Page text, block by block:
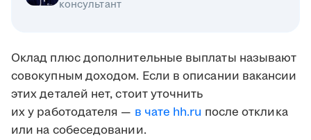
консультант
Оклад плюс дополнительные выплаты называют
совокупным доходом. Если в описании вакансии
этих деталей нет, стоит уточнить
их у работодателя — в чате hh.ru после отклика
или на собеседовании.